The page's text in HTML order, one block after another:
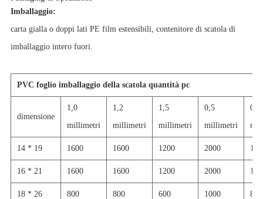
Imballaggio:
carta gialla o doppi lati PE film estensibili, contenitore di scatola di
imballaggio intero fuori.
PVC foglio imballaggio della scatola quantità pc
dimensione
1,0
millimetri
1,2
millimetri
1,5
millimetri
0,5
millimetri
0,6
14 * 19 1600 1600 1200 2000
16 * 21 1600 1600 1200 2000
18 * 26 800 800 600 1000 800